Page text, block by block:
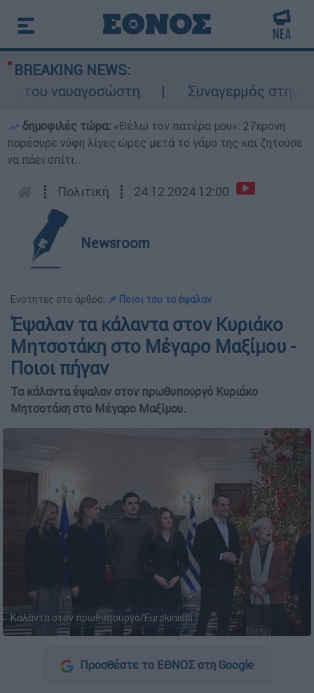
BREAKING NEWS:
ναυαγοσώστη
Συναγερμός στην
δημοφιλές τώρα: «Θέλω τον πατέρα μου»: 27χρονη
παρέσυρε νύφη λίγες ώρες μετά το γάμο της και ζητούσε
να πάει σπίτι...
┋ Πολιτική ┋ 24.12.2024 12:00
Newsroom
Ενότητες στο άρθρο: 📌 Ποιοι του τα έψαλαν
Έψαλαν τα κάλαντα στον Κυριάκο
Μητσοτάκη στο Μέγαρο Μαξίμου -
Ποιοι πήγαν
Τα κάλαντα έψαλαν στον πρωθυπουργό Κυριάκο
Μητσοτάκη στο Μέγαρο Μαξίμου.
Κάλαντα στον πρωθυπουργό/Eurokinissi
Προσθέστε το ΕΘΝΟΣ στη Google